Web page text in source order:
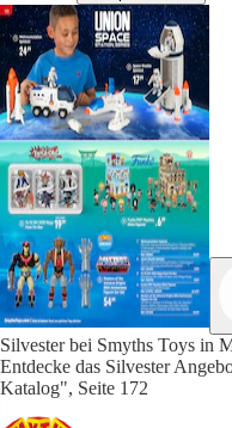
Silvester bei Smyths Toys in
Entdecke das Silvester
Katalog", Seite 172